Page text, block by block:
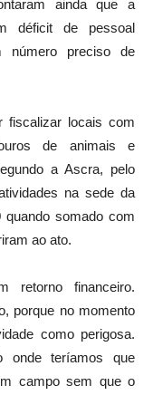
ainda que a
déficit de pessoal
número preciso de
fiscalizar locais com
de animais e
a Ascra, pelo
na sede da
somado com
ao ato.
retorno financeiro.
porque no momento
como perigosa.
onde teríamos que
campo sem que o